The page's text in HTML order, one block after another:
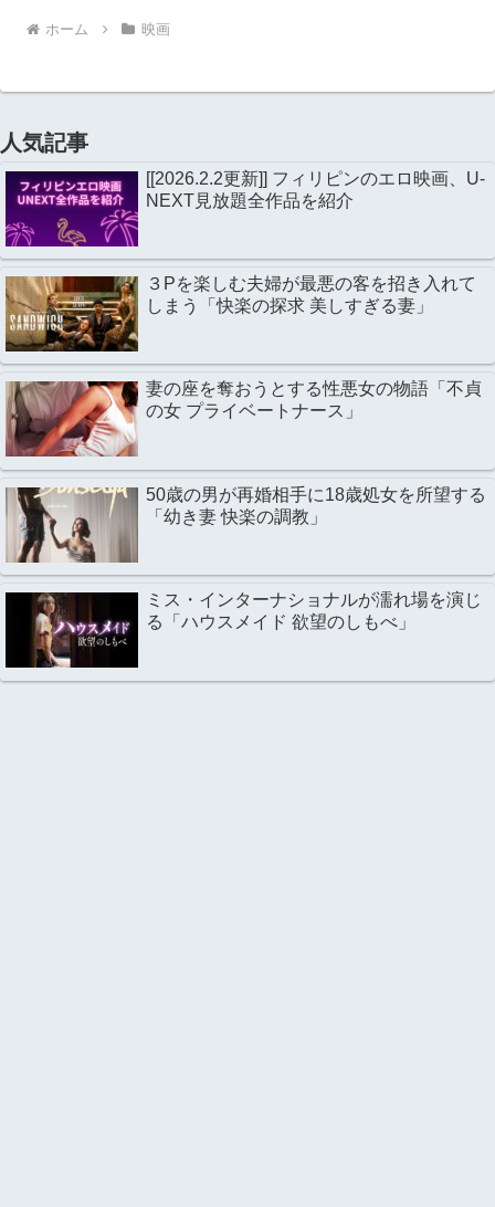
ホーム 映画
人気記事
[[2026.2.2更新]] フィリピンのエロ映画、U-
NEXT見放題全作品を紹介
３Pを楽しむ夫婦が最悪の客を招き入れて
しまう「快楽の探求 美しすぎる妻」
妻の座を奪おうとする性悪女の物語「不貞
の女 プライベートナース」
50歳の男が再婚相手に18歳処女を所望する
「幼き妻 快楽の調教」
ミス・インターナショナルが濡れ場を演じ
る「ハウスメイド 欲望のしもべ」